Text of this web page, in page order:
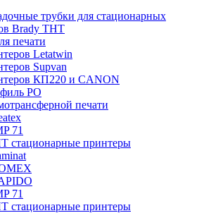
трубки для стационарных
Brady THT
печати
Letatwin
Supvan
КП220 и CANON
PO
печати
71
стационарные принтеры
71
стационарные принтеры